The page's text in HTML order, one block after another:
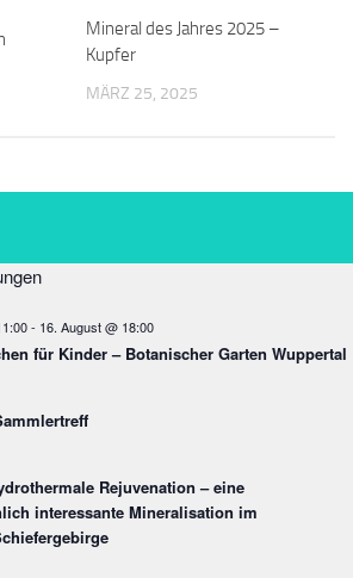
Mineral des Jahres 2025 –
Kupfer
MÄRZ 25, 2025
- 16. August @ 18:00
für Kinder – Botanischer Garten Wuppertal
Rejuvenation – eine
interessante Mineralisation im